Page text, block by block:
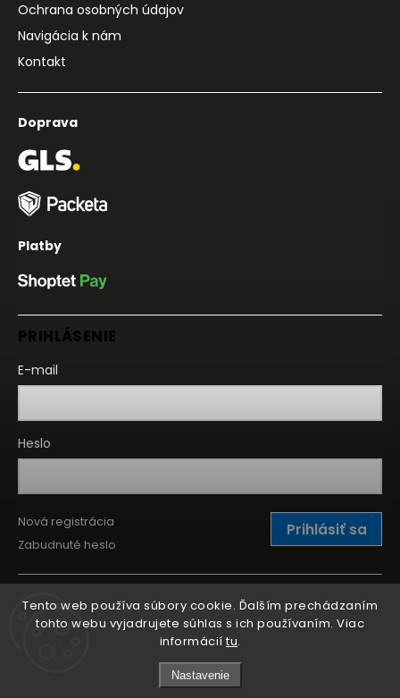
Tento web používa súbory cookie. Ďalším prechádzaním
tohto webu vyjadrujete súhlas s ich používaním. Viac
informácií tu.
Nastavenie
Ochrana osobných údajov
Navigácia k nám
Kontakt
Doprava
Platby
PRIHLÁSENIE
E-mail
Heslo
Prihlásiť sa
Nová registrácia
Zabudnuté heslo